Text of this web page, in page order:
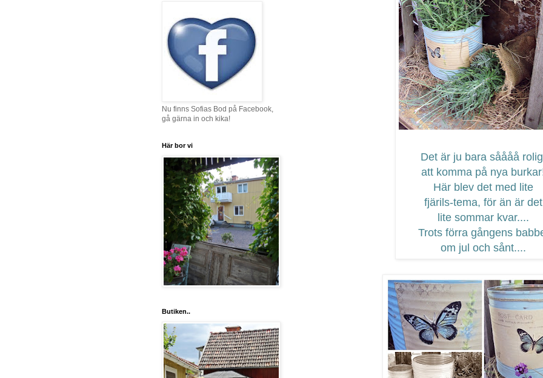
Det är ju bara såååå
att komma på nya
Här blev det med lite
fjärils-tema, för än är det
lite sommar kvar....
Trots förra gångens
om jul och sånt....
Nu finns Sofias Bod på Facebook,
gå gärna in och kika!
Här bor vi
Butiken..